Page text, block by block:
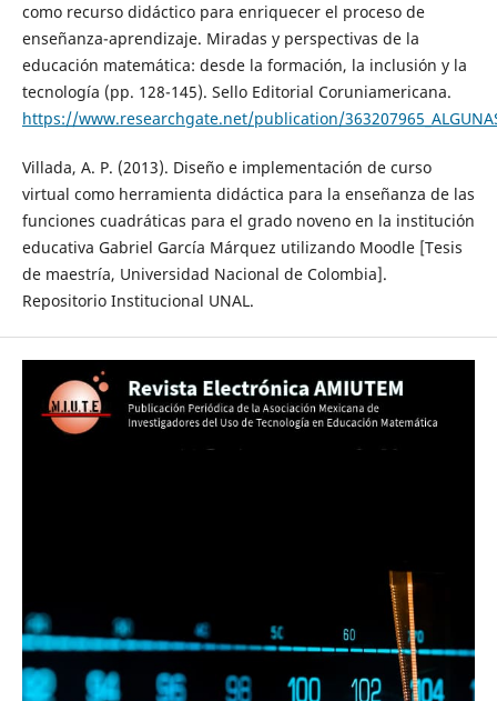
como recurso didáctico para enriquecer el proceso de
enseñanza-aprendizaje. Miradas y perspectivas de la
educación matemática: desde la formación, la inclusión y la
tecnología (pp. 128-145). Sello Editorial Coruniamericana.
https://www.researchgate.net/publication/
Villada, A. P. (2013). Diseño e implementación de curso
virtual como herramienta didáctica para la enseñanza de las
funciones cuadráticas para el grado noveno en la institución
educativa Gabriel García Márquez utilizando Moodle [Tesis
de maestría, Universidad Nacional de Colombia].
Repositorio Institucional UNAL.